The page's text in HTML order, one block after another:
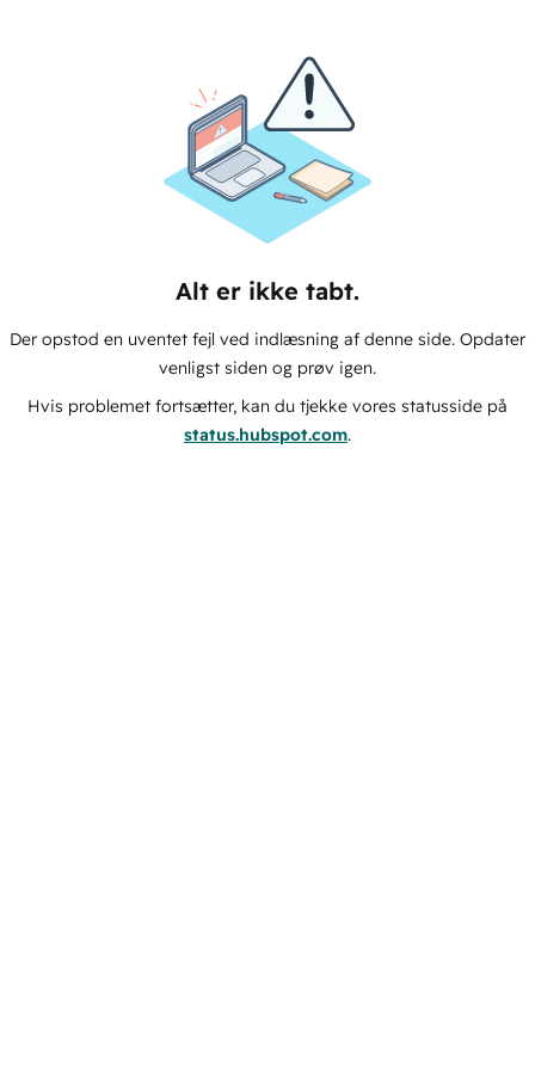
Alt er ikke tabt.
Der opstod en uventet fejl ved indlæsning af denne side. Opdater
venligst siden og prøv igen.
Hvis problemet fortsætter, kan du tjekke vores statusside på
status.hubspot.com.